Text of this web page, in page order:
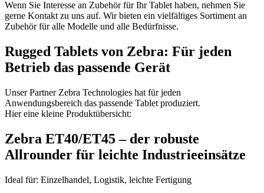
Wenn Sie Interesse an Zubehör für Ihr Tablet haben, nehmen Sie
gerne Kontakt zu uns auf. Wir bieten ein vielfältiges Sortiment an
Zubehör für alle Modelle und alle Bedürfnisse.
Rugged Tablets von Zebra: Für jeden
Betrieb das passende Gerät
Unser Partner Zebra Technologies hat für jeden
Anwendungsbereich das passende Tablet produziert.
Hier eine kleine Produktübersicht:
Zebra ET40/ET45 – der robuste
Allrounder für leichte Industrieeinsätze
Ideal für: Einzelhandel, Logistik, leichte Fertigung